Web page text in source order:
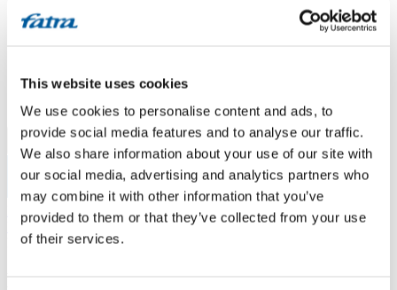
This website uses cookies
We use cookies to personalise content and ads, to
provide social media features and to analyse our traffic.
We also share information about your use of our site with
our social media, advertising and analytics partners who
may combine it with other information that you’ve
provided to them or that they’ve collected from your use
of their services.
Dlaždice FATRAFOL WALK 600
Ostatní doplňky
VŠECHNY PRODUKTY
Menu
Menu
Poradna/
Dotaz 906